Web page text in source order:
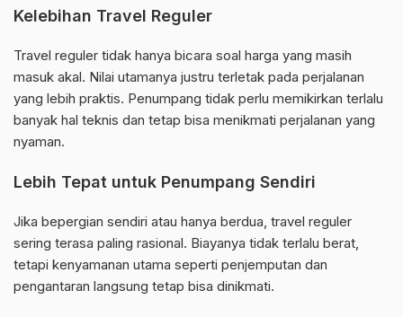
Kelebihan Travel Reguler
Travel reguler tidak hanya bicara soal harga yang masih
masuk akal. Nilai utamanya justru terletak pada perjalanan
yang lebih praktis. Penumpang tidak perlu memikirkan terlalu
banyak hal teknis dan tetap bisa menikmati perjalanan yang
nyaman.
Lebih Tepat untuk Penumpang Sendiri
Jika bepergian sendiri atau hanya berdua, travel reguler
sering terasa paling rasional. Biayanya tidak terlalu berat,
tetapi kenyamanan utama seperti penjemputan dan
pengantaran langsung tetap bisa dinikmati.